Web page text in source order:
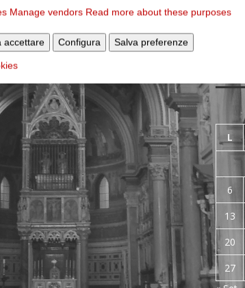
Manage vendors Read more about these purposes
accettare Configura Salva preferenze
L
6
13
20
27